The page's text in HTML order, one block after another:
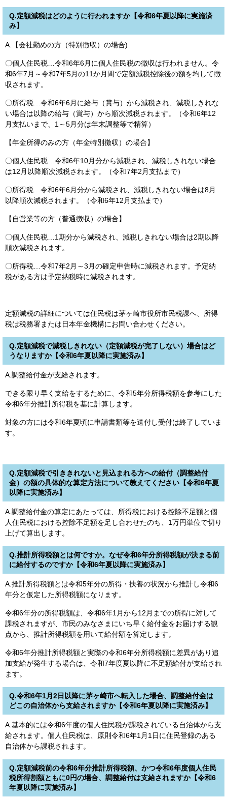
Q.定額減税はどのように行われますか【令和6年夏以降に実施済
み】
A.【会社勤めの方（特別徴収）の場合)
〇個人住民税…令和6年6月に個人住民税の徴収は行われません。令
和6年7月～令和7年5月の11か月間で定額減税控除後の額を均して徴
収されます。
〇所得税…令和6年6月に給与（賞与）から減税され、減税しきれな
い場合は以降の給与（賞与）から順次減税されます。（令和6年12
月支払いまで、1～5月分は年末調整等で精算）
【年金所得のみの方（年金特別徴収）の場合】
〇個人住民税…令和6年10月分から減税され、減税しきれない場合
は12月以降順次減税されます。（令和7年2月支払まで）
〇所得税…令和6年6月分から減税され、減税しきれない場合は8月
以降順次減税されます。（令和6年12月支払まで）
【自営業等の方（普通徴収）の場合】
〇個人住民税…1期分から減税され、減税しきれない場合は2期以降
順次減税されます。
〇所得税…令和7年2月～3月の確定申告時に減税されます。予定納
税がある方は予定納税時に減税されます。
定額減税の詳細については住民税は茅ヶ崎市役所市民税課へ、所得
税は税務署または日本年金機構にお問い合わせください。
Q.定額減税で減税しきれない（定額減税が完了しない）場合はど
うなりますか【令和6年夏以降に実施済み】
A.調整給付金が支給されます。
できる限り早く支給をするために、令和5年分所得税額を参考にした
令和6年分推計所得税を基に計算します。
対象の方には令和6年夏頃に申請書類等を送付し受付は終了していま
す。
Q.定額減税で引ききれないと見込まれる方への給付（調整給付
金）の額の具体的な算定方法について教えてください【令和6年夏
以降に実施済み】
A.調整給付金の算定にあたっては、所得税における控除不足額と個
人住民税における控除不足額を足し合わせたのち、1万円単位で切り
上げて算出します。
Q.推計所得税額とは何ですか。なぜ令和6年分所得税額が決まる前
に給付するのですか【令和6年夏以降に実施済み】
A.推計所得税額とは令和5年分の所得・扶養の状況から推計し令和6
年分と仮定した所得税額になります。
令和6年分の所得税額は、令和6年1月から12月までの所得に対して
課税されますが、市民のみなさまにいち早く給付金をお届けする観
点から、推計所得税額を用いて給付額を算定します。
令和6年分推計所得税額と実際の令和6年分所得税額に差異があり追
加支給が発生する場合は、令和7年度夏以降に不足額給付が支給され
ます。
Q.令和6年1月2日以降に茅ヶ崎市へ転入した場合、調整給付金は
どこの自治体から支給されますか【令和6年夏以降に実施済み】
A.基本的には令和6年度の個人住民税が課税されている自治体から支
給されます。個人住民税は、原則令和6年1月1日に住民登録のある
自治体から課税されます。
Q.定額減税前の令和6年分推計所得税額、かつ令和6年度個人住民
税所得割額ともに0円の場合、調整給付は支給されますか【令和6
年夏以降に実施済み】